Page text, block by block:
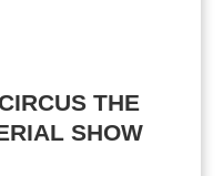
THE
SHOW